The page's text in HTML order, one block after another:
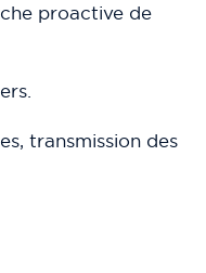
proactive de
transmission des